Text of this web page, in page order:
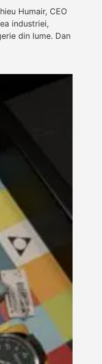
Humair, CEO
industriei,
din lume. Dan